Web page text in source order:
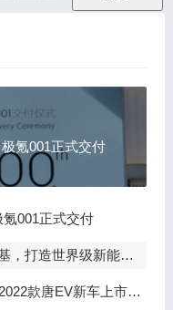
纪录 第2万台极氪001正式交付
氪001正式交付
界级新能源智能汽车集群
车上市发布会，敬请期待！